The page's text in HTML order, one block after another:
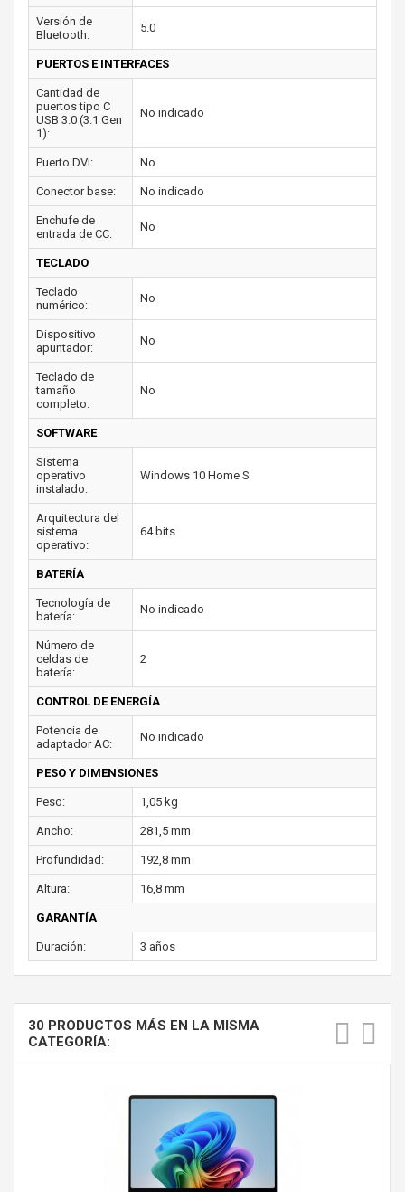
Versión de
Bluetooth:
5.0
PUERTOS E INTERFACES
Cantidad de
puertos tipo C
USB 3.0 (3.1 Gen
1):
No indicado
Puerto DVI: No
Conector base: No indicado
Enchufe de
entrada de CC:
No
TECLADO
Teclado
numérico:
No
Dispositivo
apuntador:
No
Teclado de
tamaño
completo:
No
SOFTWARE
Sistema
operativo
instalado:
Windows 10 Home S
Arquitectura del
sistema
operativo:
64 bits
BATERÍA
Tecnología de
batería:
No indicado
Número de
celdas de
batería:
2
CONTROL DE ENERGÍA
Potencia de
adaptador AC:
No indicado
PESO Y DIMENSIONES
Peso: 1,05 kg
Ancho: 281,5 mm
Profundidad: 192,8 mm
Altura: 16,8 mm
GARANTÍA
Duración: 3 años
30 PRODUCTOS MÁS EN LA MISMA
CATEGORÍA: